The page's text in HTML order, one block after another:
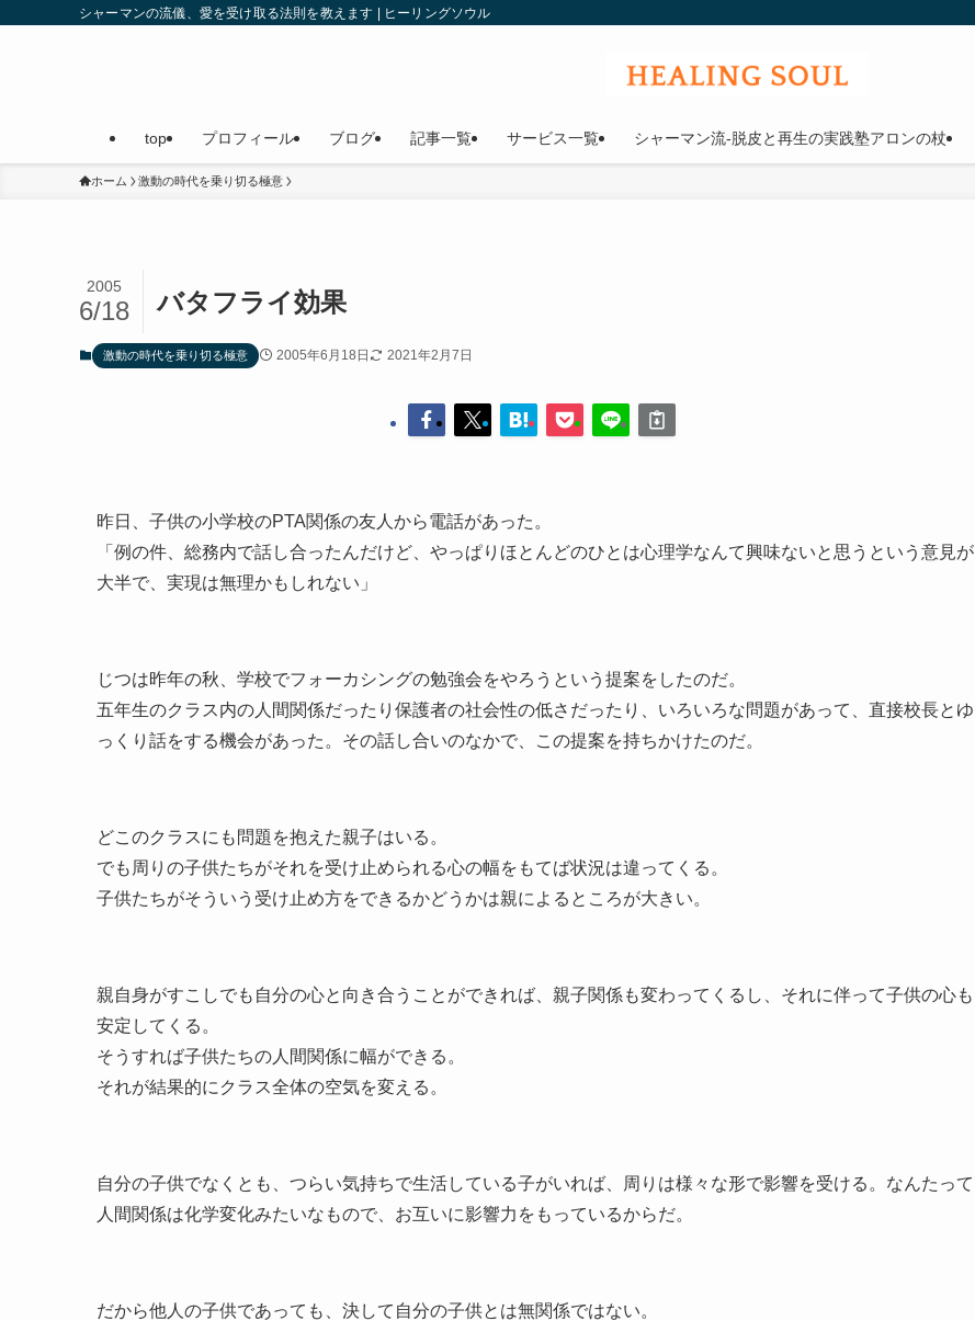
シャーマンの流儀、愛を受け取る法則を教えます | ヒーリングソウル
top プロフィール ブログ 記事一覧 サービス一覧 シャーマン流-脱皮と再生の実践塾アロンの杖
ホーム 激動の時代を乗り切る極意
バタフライ効果
2005
6/18
激動の時代を乗り切る極意 2005年6月18日 2021年2月7日
昨日、子供の小学校のPTA関係の友人から電話があった。
「例の件、総務内で話し合ったんだけど、やっぱりほとんどのひとは心理学なんて興味ないと思うという意見が
大半で、実現は無理かもしれない」
じつは昨年の秋、学校でフォーカシングの勉強会をやろうという提案をしたのだ。
五年生のクラス内の人間関係だったり保護者の社会性の低さだったり、いろいろな問題があって、直接校長とゆ
っくり話をする機会があった。その話し合いのなかで、この提案を持ちかけたのだ。
どこのクラスにも問題を抱えた親子はいる。
でも周りの子供たちがそれを受け止められる心の幅をもてば状況は違ってくる。
子供たちがそういう受け止め方をできるかどうかは親によるところが大きい。
親自身がすこしでも自分の心と向き合うことができれば、親子関係も変わってくるし、それに伴って子供の心も
安定してくる。
そうすれば子供たちの人間関係に幅ができる。
それが結果的にクラス全体の空気を変える。
自分の子供でなくとも、つらい気持ちで生活している子がいれば、周りは様々な形で影響を受ける。なんたって
人間関係は化学変化みたいなもので、お互いに影響力をもっているからだ。
だから他人の子供であっても、決して自分の子供とは無関係ではない。